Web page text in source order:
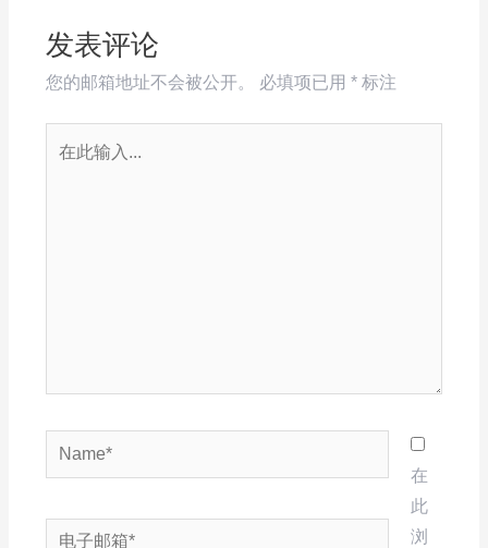
发表评论
您的邮箱地址不会被公开。 必填项已用 *标注
Name*
电
在
此
浏